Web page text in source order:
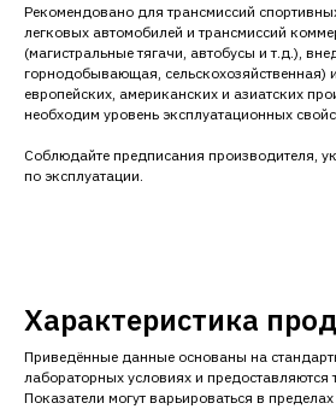
Рекомендовано для трансмиссий
легковых автомобилей и трансмиссий
(магистральные тягачи, автобусы и т.д.),
горнодобывающая, сельскохозяйственная)
европейских, американских и азиатских
необходим уровень эксплуатационных
Соблюдайте предписания производителя,
по эксплуатации.
Характеристика
Приведённые данные основаны на
лабораторных условиях и предоставляются
Показатели могут варьироваться в